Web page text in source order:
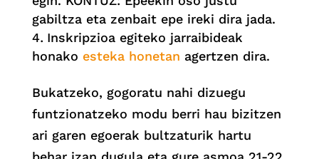
gabiltza eta zenbait epe ireki dira jada.
Inskripzioa egiteko jarraibideak
honako esteka honetan agertzen dira.
Bukatzeko, gogoratu nahi dizuegu
funtzionatzeko modu berri hau bizitzen
ari garen egoerak bultzaturik hartu